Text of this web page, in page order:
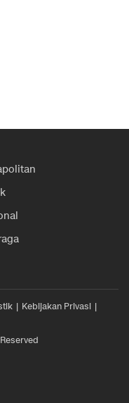
Kebijakan Privasi